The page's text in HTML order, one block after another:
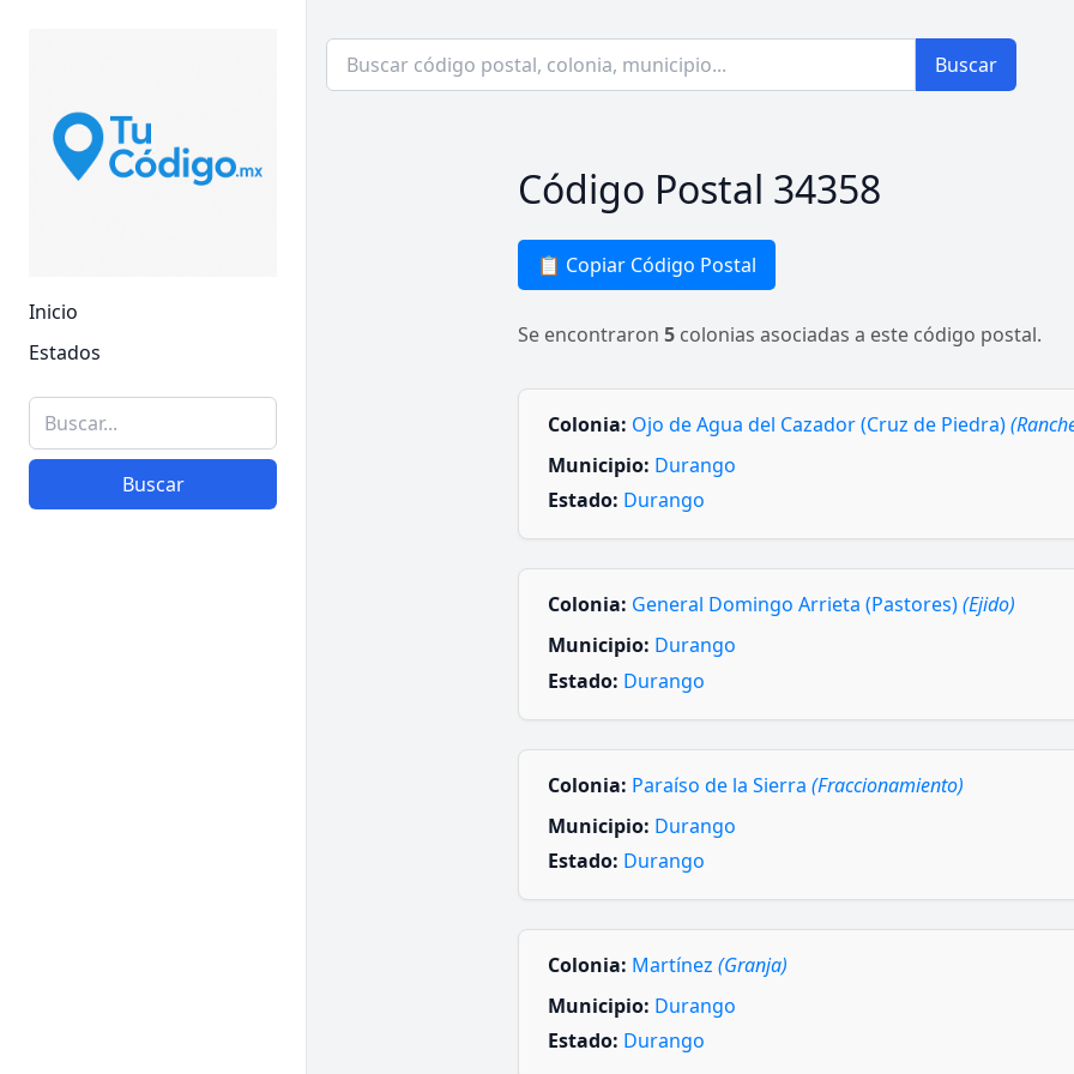
Inicio
Estados
Buscar
Buscar
Código Postal 34358
📋 Copiar Código Postal
Se encontraron 5 colonias asociadas a este código postal.
Colonia: Ojo de Agua del Cazador (Cruz de Piedra)
Municipio: Durango
Estado: Durango
Colonia: General Domingo Arrieta (Pastores)(Ejido)
Municipio: Durango
Estado: Durango
Colonia: Paraíso de la Sierra (Fraccionamiento)
Municipio: Durango
Estado: Durango
Colonia: Martínez (Granja)
Municipio: Durango
Estado: Durango